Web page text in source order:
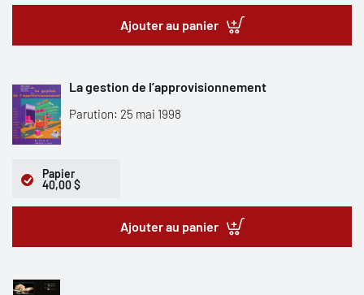
Ajouter au panier
La gestion de l’approvisionnement
Parution: 25 mai 1998
Papier
40,00 $
Ajouter au panier